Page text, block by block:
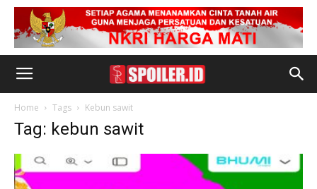
Home Tags Kebun sawit
Tag: kebun sawit